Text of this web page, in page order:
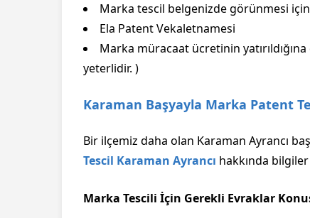
Marka tescil belgenizde görünmesi için
Ela Patent Vekaletnamesi
Marka müracaat ücretinin
yeterlidir. )
Karaman Başyayla Marka Patent
Bir ilçemiz daha olan Karaman Ayrancı
Tescil Karaman Ayrancı hakkında
Marka Tescili İçin Gerekli Evraklar